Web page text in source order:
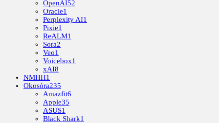
OpenAI52
Oracle1
Perplexity AI1
Pixie1
ReALM1
Sora2
Veo1
Voicebox1
xAI8
NMHH1
Okosóra235
Amazfit6
Apple35
ASUS1
Black Shark1